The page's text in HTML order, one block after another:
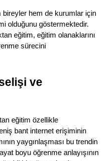
bireyler hem de kurumlar için
olduğunu göstermektedir.
eğitim, eğitim olanaklarını
sürecini
ve
eğitim özellikle
bant internet erişiminin
yaygınlaşması bu trendin
boyu öğrenme anlayışının